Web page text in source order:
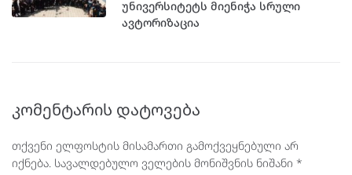
უნივერსიტეტს მიენიჭა სრული
ავტორიზაცია
კომენტარის დატოვება
თქვენი ელფოსტის მისამართი გამოქვეყნებული არ
იქნება. სავალდებულო ველების მონიშვნის ნიშანი *